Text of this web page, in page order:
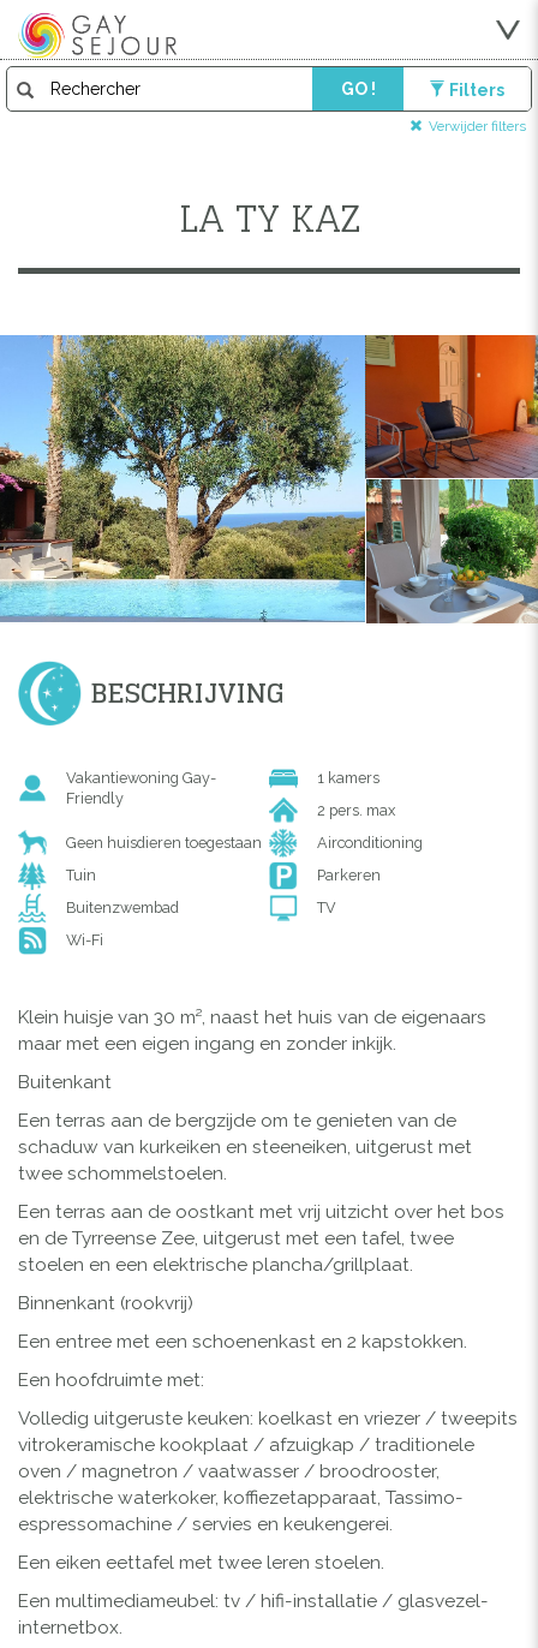
GO ! Filters
Verwijder filters
LA TY KAZ
BESCHRIJVING
Vakantiewoning Gay-
Friendly
1 kamers
2 pers. max
Geen huisdieren toegestaan
Airconditioning
Tuin
Parkeren
Buitenzwembad
TV
Wi-Fi
Klein huisje van 30 m², naast het huis van de eigenaars
maar met een eigen ingang en zonder inkijk.
Buitenkant
Een terras aan de bergzijde om te genieten van de
schaduw van kurkeiken en steeneiken, uitgerust met
twee schommelstoelen.
Een terras aan de oostkant met vrij uitzicht over het bos
en de Tyrreense Zee, uitgerust met een tafel, twee
stoelen en een elektrische plancha/grillplaat.
Binnenkant (rookvrij)
Een entree met een schoenenkast en 2 kapstokken.
Een hoofdruimte met:
Volledig uitgeruste keuken: koelkast en vriezer / tweepits
vitrokeramische kookplaat / afzuigkap / traditionele
oven / magnetron / vaatwasser / broodrooster,
elektrische waterkoker, koffiezetapparaat, Tassimo-
espressomachine / servies en keukengerei.
Een eiken eettafel met twee leren stoelen.
Een multimediameubel: tv / hifi-installatie / glasvezel-
internetbox.